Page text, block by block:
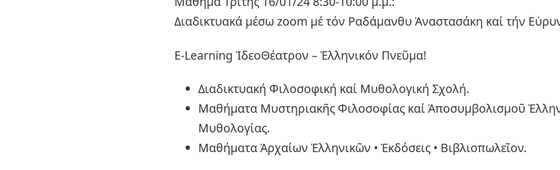
Διαδικτυακά μέσω zoom μέ τόν Ραδάμανθυ Ἀναστασάκη καί τήν
E-Learning ἸδεοΘέατρον – Ἑλληνικόν Πνεῦμα!
Διαδικτυακή Φιλοσοφική καί Μυθολογική Σχολή.
Μαθήματα Μυστηριακῆς Φιλοσοφίας καί Ἀποσυμβολισμοῦ
Μυθολογίας.
Μαθήματα Ἀρχαίων Ἑλληνικῶν • Ἐκδόσεις • Βιβλιοπωλεῖον.